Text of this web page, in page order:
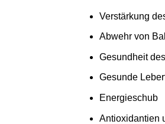
Verstärkung
Abwehr von
Gesundheit
Gesunde
Energieschub
Antioxidantien